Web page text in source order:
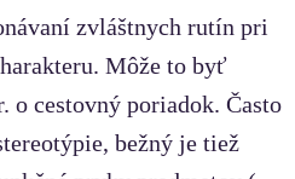
zvláštnych rutín pri
Môže to byť
o cestovný poriadok. Často
bežný je tiež